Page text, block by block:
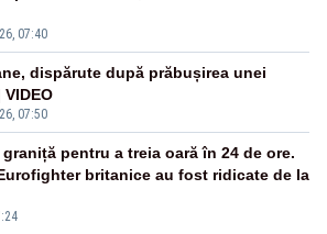
07:40
07:50
dispărute după prăbușirea unei
pentru a treia oară în 24 de ore.
britanice au fost ridicate de la